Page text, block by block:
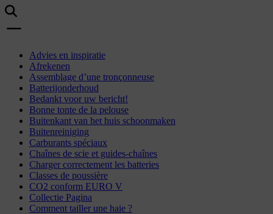
Advies en inspiratie
Afrekenen
Assemblage d’une tronçonneuse
Batterijonderhoud
Bedankt voor uw bericht!
Bonne tonte de la pelouse
Buitenkant van het huis schoonmaken
Buitenreiniging
Carburants spéciaux
Chaînes de scie et guides-chaînes
Charger correctement les batteries
Classes de poussière
CO2 conform EURO V
Collectie Pagina
Comment tailler une haie ?